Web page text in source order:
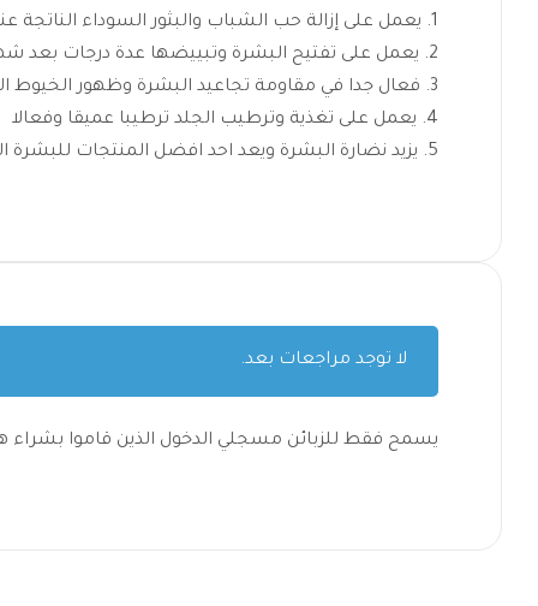
يعمل على إزالة حب الشباب والبثور السوداء الناتجة
يعمل على تفتيح البشرة وتبييضها عدة درجات بعد
فعال جدا في مقاومة تجاعيد البشرة وظهور الخيوط
يعمل على تغذية وترطيب الجلد ترطيبا عميقا وفعالا
يزيد نضارة البشرة ويعد احد افضل المنتجات للبشرة
لا توجد مراجعات بعد.
يسمح فقط للزبائن مسجلي الدخول الذين قاموا بشراء